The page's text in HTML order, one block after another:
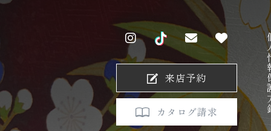
個
来店予約
カタログ請求